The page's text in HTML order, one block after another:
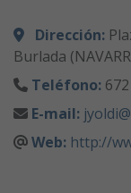
Dirección:
Burlada
Teléfono:
E-mail:
Web: http://